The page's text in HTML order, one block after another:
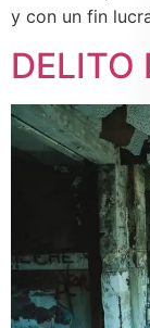
y con un fin
DELITO